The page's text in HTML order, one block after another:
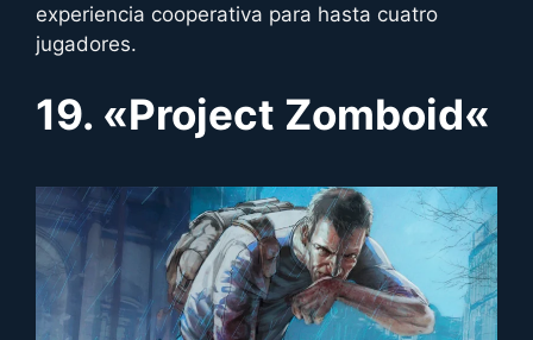
experiencia cooperativa para hasta cuatro
jugadores.
19. «Project Zomboid«